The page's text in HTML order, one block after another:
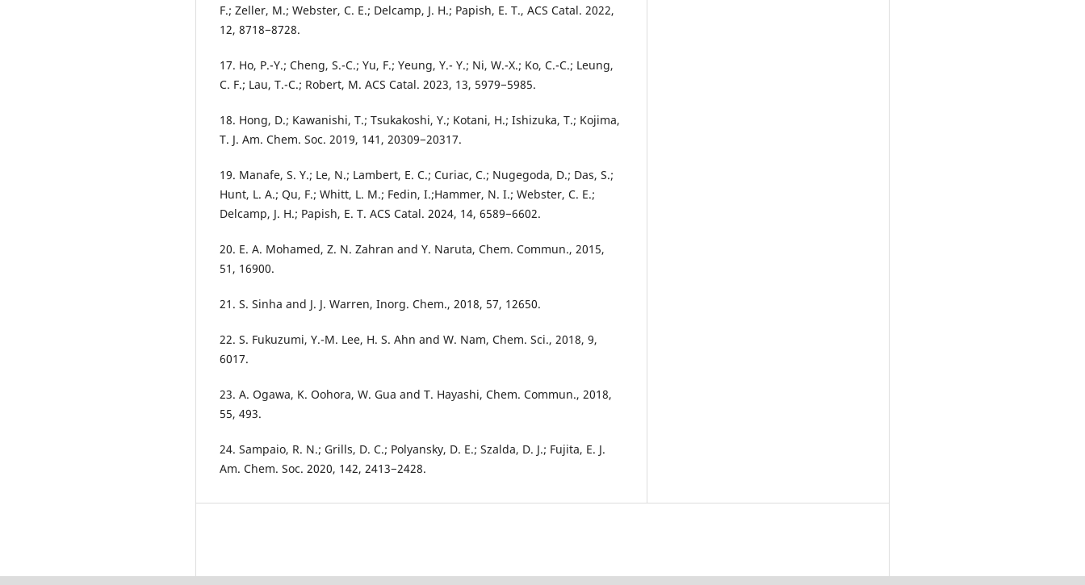
F.; Zeller, M.; Webster, C. E.; Delcamp, J. H.; Papish, E. T., ACS Catal. 2022,
12, 8718−8728.
17. Ho, P.-Y.; Cheng, S.-C.; Yu, F.; Yeung, Y.- Y.; Ni, W.-X.; Ko, C.-C.; Leung,
C. F.; Lau, T.-C.; Robert, M. ACS Catal. 2023, 13, 5979−5985.
18. Hong, D.; Kawanishi, T.; Tsukakoshi, Y.; Kotani, H.; Ishizuka, T.; Kojima,
T. J. Am. Chem. Soc. 2019, 141, 20309−20317.
19. Manafe, S. Y.; Le, N.; Lambert, E. C.; Curiac, C.; Nugegoda, D.; Das, S.;
Hunt, L. A.; Qu, F.; Whitt, L. M.; Fedin, I.;Hammer, N. I.; Webster, C. E.;
Delcamp, J. H.; Papish, E. T. ACS Catal. 2024, 14, 6589−6602.
20. E. A. Mohamed, Z. N. Zahran and Y. Naruta, Chem. Commun., 2015,
51, 16900.
21. S. Sinha and J. J. Warren, Inorg. Chem., 2018, 57, 12650.
22. S. Fukuzumi, Y.-M. Lee, H. S. Ahn and W. Nam, Chem. Sci., 2018, 9,
6017.
23. A. Ogawa, K. Oohora, W. Gua and T. Hayashi, Chem. Commun., 2018,
55, 493.
24. Sampaio, R. N.; Grills, D. C.; Polyansky, D. E.; Szalda, D. J.; Fujita, E. J.
Am. Chem. Soc. 2020, 142, 2413−2428.